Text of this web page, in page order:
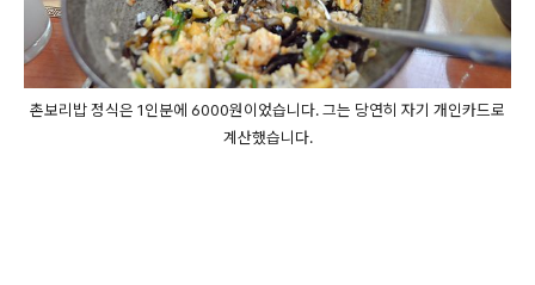
촌보리밥 정식은 1인분에 6000원이었습니다. 그는 당연히 자기 개인카드로
계산했습니다.